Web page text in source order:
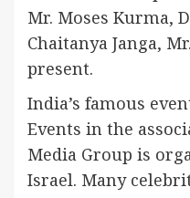
Mr. Moses Kurma,
Chaitanya Janga,
present.
India’s famous
Events in the
Media Group is
Israel. Many